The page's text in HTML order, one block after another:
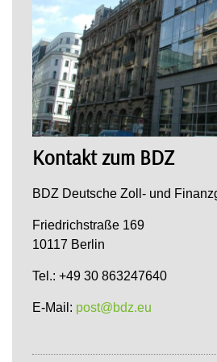
Kontakt zum BDZ
BDZ Deutsche Zoll- und
Friedrichstraße 169
10117 Berlin
Tel.: +49 30 863247640
E-Mail: post@bdz.eu